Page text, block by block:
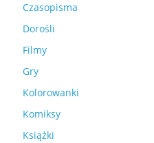
Czasopisma
Dorośli
Filmy
Gry
Kolorowanki
Komiksy
Książki